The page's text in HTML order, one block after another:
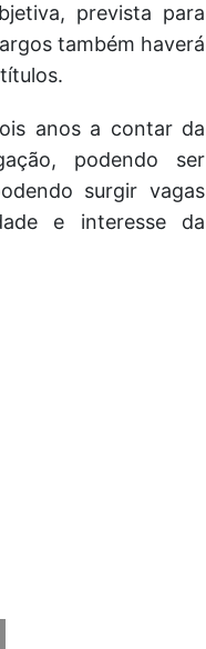
prevista para
também haverá
anos a contar da
podendo ser
surgir vagas
e interesse da